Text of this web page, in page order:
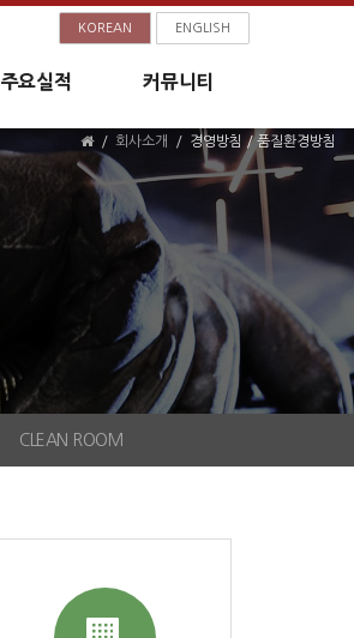
KOREAN ENGLISH
주요실적 커뮤니티
회사소개 경영방침 / 품질환경방침
CLEAN ROOM